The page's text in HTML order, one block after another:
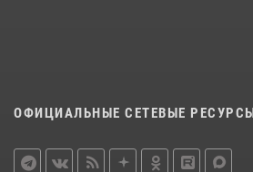
ОФИЦИАЛЬНЫЕ СЕТЕВЫЕ РЕСУРСЫ